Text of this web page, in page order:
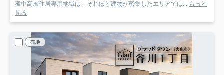
種中高層住居専用地域は、それほど建物が密集したエリアでは... もっと
見る
売地